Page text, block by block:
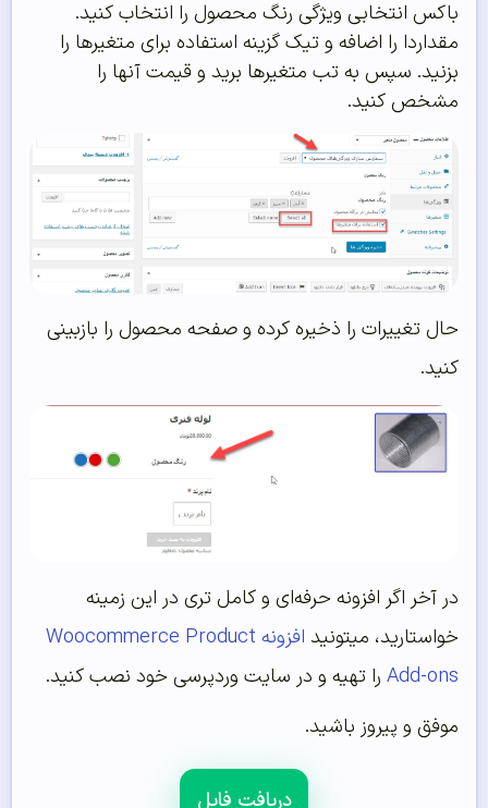
باکس انتخابی ویژگی رنگ محصول را انتخاب کنید.
مقداردا را اضافه و تیک گزینه استفاده برای متغیرها را
بزنید. سپس به تب متغیرها برید و قیمت آنها را
مشخص کنید.
حال تغییرات را ذخیره کرده و صفحه محصول را بازبینی
کنید.
در آخر اگر افزونه حرفه‌ای و کامل تری در این زمینه
خواستارید، میتونید
افزونه Woocommerce Product
Add-ons را تهیه و در سایت وردپرسی خود نصب کنید.
موفق و پیروز باشید.
دریافت فایل